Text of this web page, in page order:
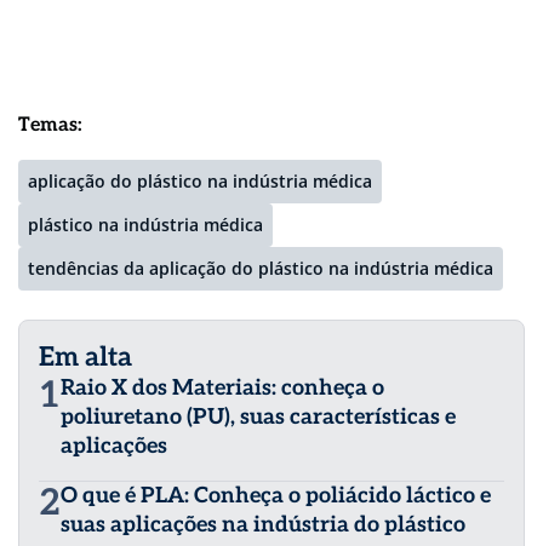
Temas:
aplicação do plástico na indústria médica
plástico na indústria médica
tendências da aplicação do plástico na indústria médica
Em alta
1Raio X dos Materiais: conheça o
poliuretano (PU), suas características e
aplicações
2O que é PLA: Conheça o poliácido láctico e
suas aplicações na indústria do plástico